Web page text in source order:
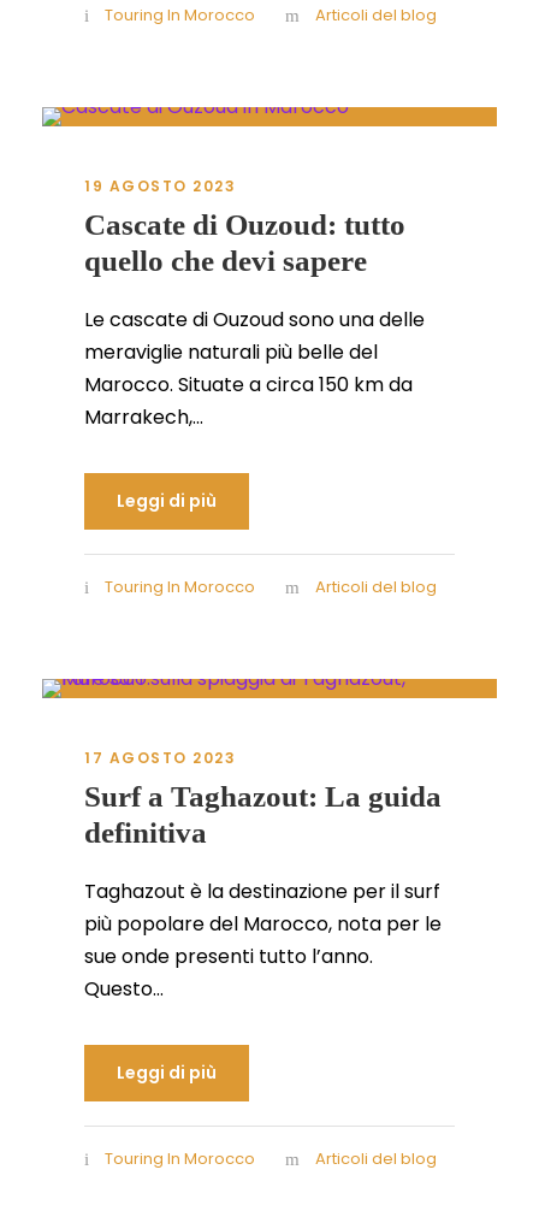
Touring In Morocco Articoli del blog
19 AGOSTO 2023
Cascate di Ouzoud: tutto
quello che devi sapere
Le cascate di Ouzoud sono una delle
meraviglie naturali più belle del
Marocco. Situate a circa 150 km da
Marrakech,...
Leggi di più
Touring In Morocco Articoli del blog
17 AGOSTO 2023
Surf a Taghazout: La guida
definitiva
Taghazout è la destinazione per il surf
più popolare del Marocco, nota per le
sue onde presenti tutto l’anno.
Questo...
Leggi di più
Touring In Morocco Articoli del blog